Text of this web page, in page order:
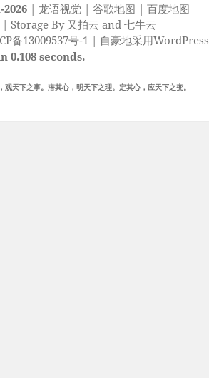
2026| 龙语视觉| 谷歌地图 | 百度地图
| Storage By 又拍云 and 七牛云
备13009537号-1 | 自豪地采用WordPress
0.108 seconds.
天下之事。潜其心，明天下之理。定其心，应天下之变。